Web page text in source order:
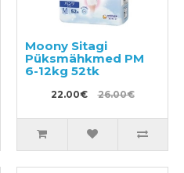
Moony Sitagi
Püksmähkmed PM
6-12kg 52tk
22.00€ 26.00€